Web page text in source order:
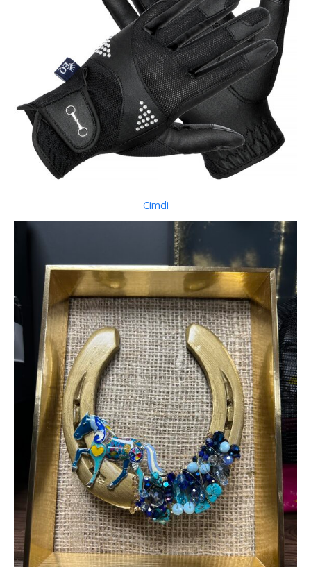
Cimdi